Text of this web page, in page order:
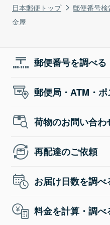
日本郵便トップ 郵便番号検
金屋
郵便番号を調べる
郵便局・ATM・
荷物のお問い合わ
再配達のご依頼
お届け日数を調べ
料金を計算・調べ